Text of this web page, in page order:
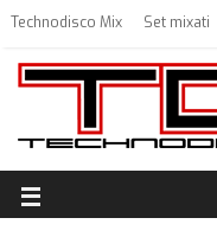
Technodisco Mix Set mixati